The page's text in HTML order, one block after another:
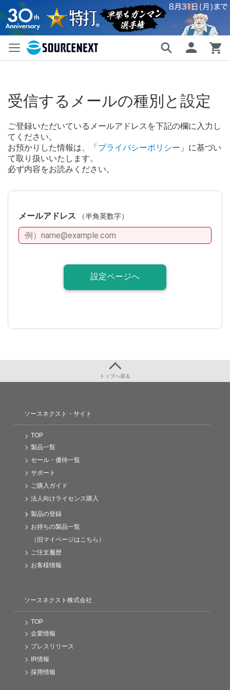
受信するメールの種別と設定
ご登録いただいているメールアドレスを下記の欄に入力し
てください。
お預かりした情報は、「プライバシーポリシー 」に基づい
て取り扱いいたします。
必ず内容をお読みください。
メールアドレス （半角英数字）
トップへ戻る
ソースネクスト・サイト
TOP
製品一覧
セール・優待一覧
サポート
ご購入ガイド
法人向けライセンス購入
製品の登録
お持ちの製品一覧
（旧マイページはこちら）
ご注文履歴
お客様情報
ソースネクスト株式会社
TOP
企業情報
プレスリリース
IR情報
採用情報